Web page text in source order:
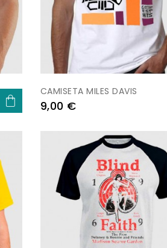
CAMISETA MILES DAVIS
Preu
9,00 €